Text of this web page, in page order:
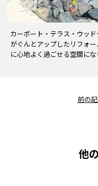
カーポート・テラス・ウッ
がぐんとアップしたリフォ
に心地よく過ごせる空間にな
前の
他